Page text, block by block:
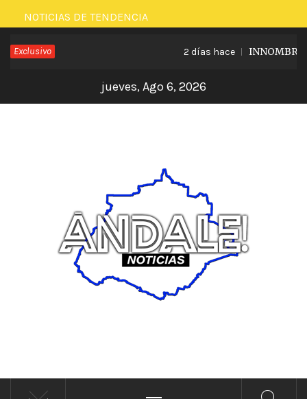
Saltar
al
contenido
NOTICIAS DE TENDENCIA
Exclusivo 2 días hace
jueves, Ago 6, 2026
ÁNDALE NOTICIAS
Noticias